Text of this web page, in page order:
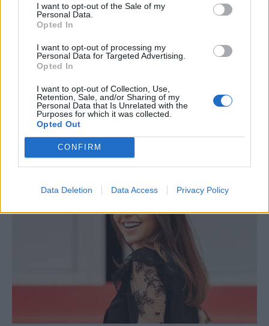
I want to opt-out of the Sale of my
Personal Data.
Opted In
I want to opt-out of processing my
Personal Data for Targeted Advertising.
Opted In
I want to opt-out of Collection, Use,
Retention, Sale, and/or Sharing of my
Personal Data that Is Unrelated with the
Purposes for which it was collected.
Opted Out
CONFIRM
Data Deletion Data Access Privacy Policy